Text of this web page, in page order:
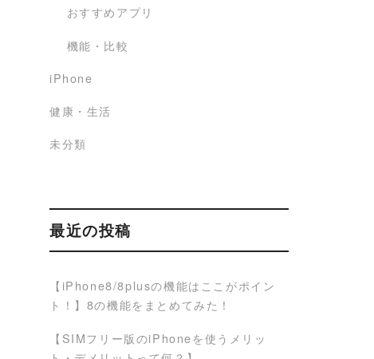
おすすめアプリ
機能・比較
iPhone
健康・生活
未分類
最近の投稿
【iPhone8/8plusの機能はここがポイン
ト！】8の機能をまとめてみた！
【SIMフリー版のiPhoneを使うメリッ